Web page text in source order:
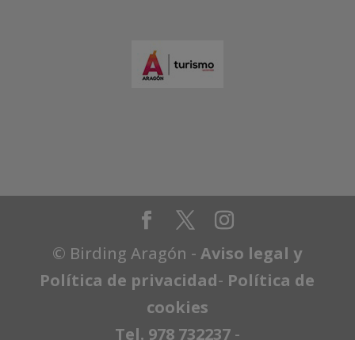
© Birding Aragón -Aviso legal y
Política de privacidad- Política de
cookies
Tel. 978 732237 -